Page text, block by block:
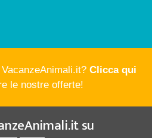
Clicca qui
le nostre offerte!
su